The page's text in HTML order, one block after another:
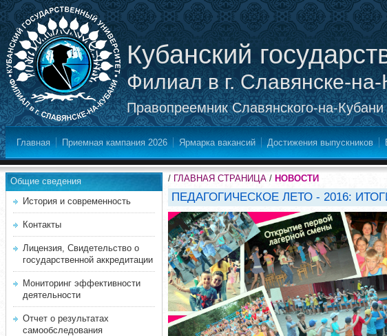
Кубанский
Филиал в г. Славянске-на-
Правопреемник Славянского-на-Кубани
Главная Приемная кампания 2026 Ярмарка вакансий Достижения выпускников
Общие сведения
История и современность
Контакты
Лицензия, Свидетельство о
государственной аккредитации
Мониторинг эффективности
деятельности
Отчет о результатах
самообследования
/ ГЛАВНАЯ СТРАНИЦА / НОВОСТИ
ПЕДАГОГИЧЕСКОЕ ЛЕТО - 2016: